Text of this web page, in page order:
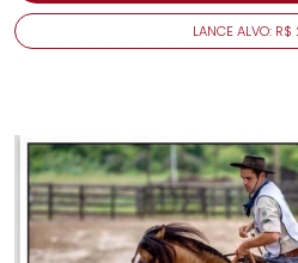
LANCE ALVO: